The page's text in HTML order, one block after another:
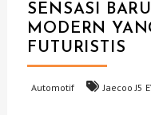
SENSASI
MODERN
FUTURISTIS
Automotif Jaecoo J5